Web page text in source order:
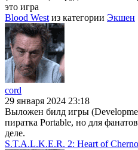
это игра
Blood West из категории Экшен
cord
29 января 2024 23:18
Выложен билд игры
пиратка Portable, но для
деле.
S.T.A.L.K.E.R. 2: Heart of